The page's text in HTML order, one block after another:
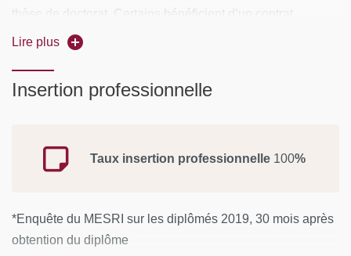
thèse de doctorat. Certains bénéficient d’un contrat
doctoral pour financer leurs travaux de recherches.
Lire plus
Insertion professionnelle
Taux insertion professionnelle 100%
*Enquête du MESRI sur les diplômés 2019, 30 mois après
obtention du diplôme